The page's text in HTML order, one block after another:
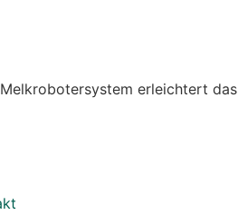
Melkrobotersystem erleichtert das